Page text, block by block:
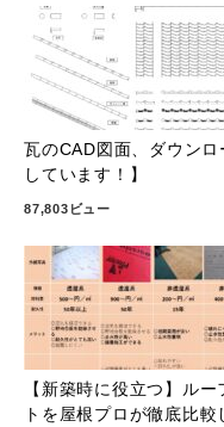
瓦のCAD図面、ダウン
しています！】
87,803ビュー
【新築時に役立つ】ル
トを屋根プロが徹底比較